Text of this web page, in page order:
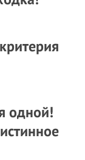
одной!